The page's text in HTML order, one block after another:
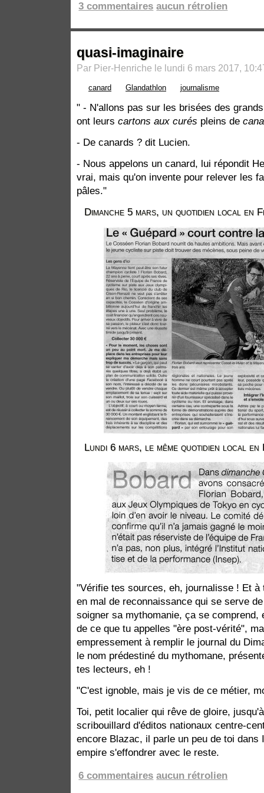
3 commentaires aucun rétrolien
quasi-imaginaire
Par Pier-Henriche le lundi 6 mars 2017,
canard Glandathlon journalisme
" - N'allons pas sur les brisées des
ont leurs cartons aux curés pleins de
- De canards ? dit Lucien.
- Nous appelons un canard, lui répondit
vrai, mais qu'on invente pour relever les
pâles."
Dimanche 5 mars, un quotidien local en
Lundi 6 mars, le même quotidien local en
"Vérifie tes sources, eh, journalisse ! Et à
en mal de reconnaissance qui se serve
soigner sa mythomanie, ça se comprend,
de ce que tu appelles "ère post-vérité",
empressement à remplir le journal du
le nom prédestiné du mythomane,
tes lecteurs, eh !
"C'est ignoble, mais je vis de ce métier,
Toi, petit localier qui rêve de gloire,
scribouillard d'éditos nationaux centre-
encore Blazac, il parle un peu de toi
empire s'effondrer avec le reste.
6 commentaires aucun rétrolien